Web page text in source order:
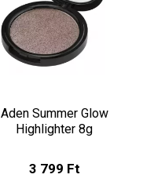
Aden Summer Glow
Highlighter 8g
3 799 Ft